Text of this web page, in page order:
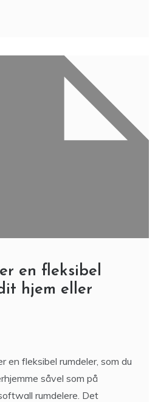
en fleksibel
hjem eller
en fleksibel rumdeler, som du
såvel som på
rumdelere. Det